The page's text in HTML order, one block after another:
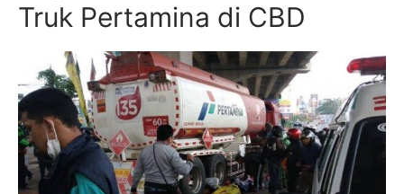
Truk Pertamina di CBD